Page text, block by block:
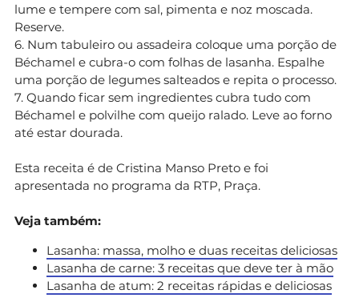
lume e tempere com sal, pimenta e noz moscada.
Reserve.
6. Num tabuleiro ou assadeira coloque uma porção de
Béchamel e cubra-o com folhas de lasanha. Espalhe
uma porção de legumes salteados e repita o processo.
7. Quando ficar sem ingredientes cubra tudo com
Béchamel e polvilhe com queijo ralado. Leve ao forno
até estar dourada.
Esta receita é de Cristina Manso Preto e foi
apresentada no programa da RTP, Praça.
Veja também:
Lasanha: massa, molho e duas receitas deliciosas
Lasanha de carne: 3 receitas que deve ter à mão
Lasanha de atum: 2 receitas rápidas e deliciosas